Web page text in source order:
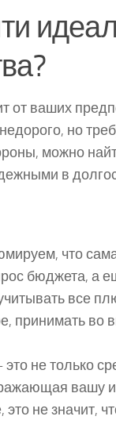
от ваших
но
можно
в
что
бюджета, а
все
принимать во
не только
вашу
не значит,